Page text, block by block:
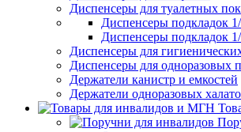
Диспенсеры для туалетных
Диспенсеры подкладок
Диспенсеры подкладок
Диспенсеры для
Диспенсеры для одноразовых
Держатели канистр и емкостей
Держатели одноразовых